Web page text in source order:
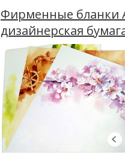
Фирменные бланки
дизайнерская
"Лен"